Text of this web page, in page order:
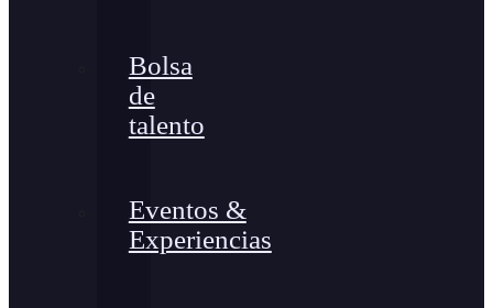
Bolsa
de
talento
Eventos &
Experiencias